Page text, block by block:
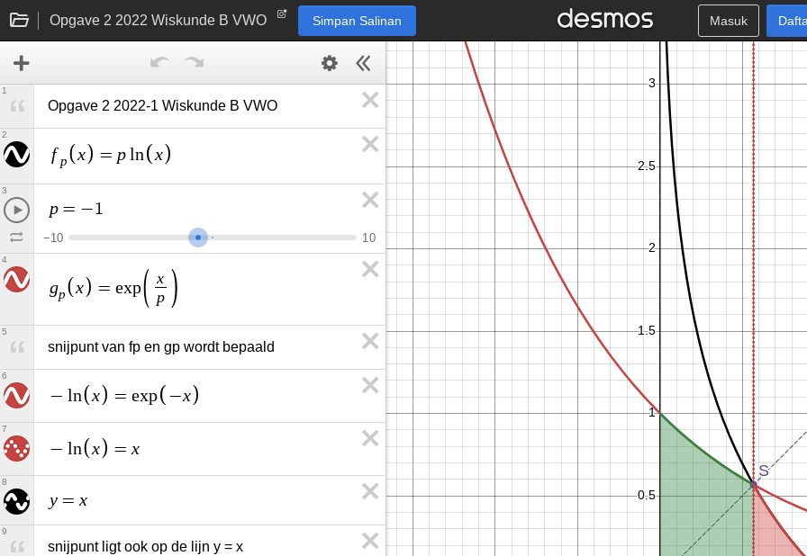
Opgave 2 2022 Wiskunde B VWO Simpan Salinan Masuk
Opgave 2 2022-1 Wiskunde B VWO
1
f p x = p ln x
2
p = −1
−10 1 0
3
gp x = exp
x
p
4
snijpunt van fp en gp wordt bepaald
5
− ln x = exp −x
6
− ln x = x
7
y = x
8
snijpunt ligt ook op de lijn y = x
9